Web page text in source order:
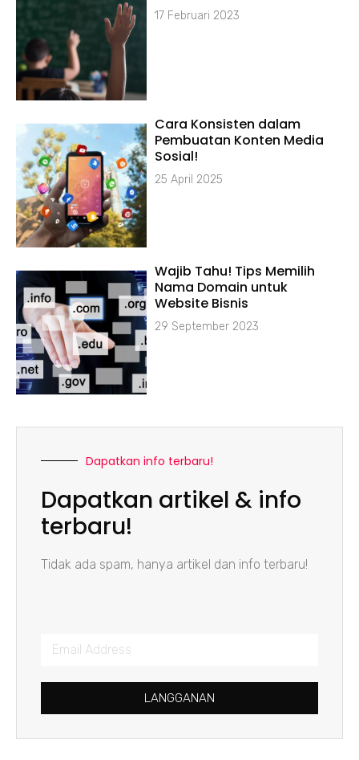
17 Februari 2023
Cara Konsisten dalam
Pembuatan Konten Media
Sosial!
25 April 2025
Wajib Tahu! Tips Memilih
Nama Domain untuk
Website Bisnis
29 September 2023
Dapatkan info terbaru!
Dapatkan artikel & info
terbaru!
Tidak ada spam, hanya artikel dan info terbaru!
LANGGANAN